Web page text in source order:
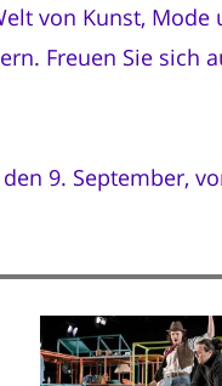
von Kunst,
Freuen Sie sich
9. September,